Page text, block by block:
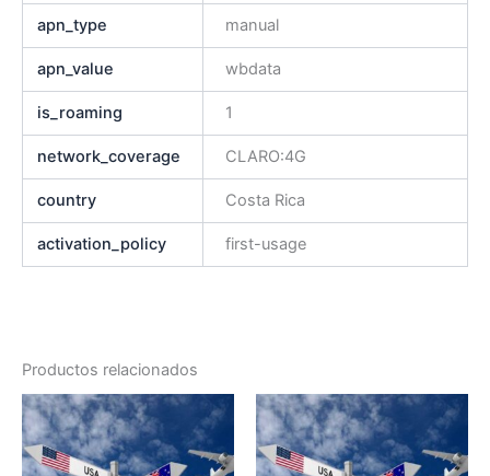
apn_type manual
apn_value wbdata
is_roaming 1
network_coverage CLARO:4G
country Costa Rica
activation_policy first-usage
Productos relacionados